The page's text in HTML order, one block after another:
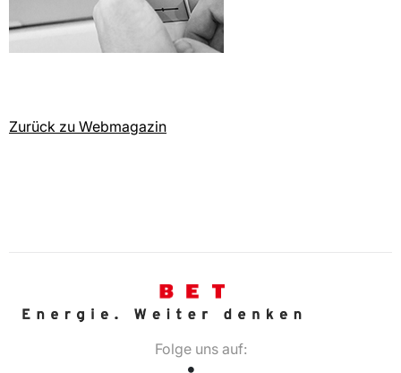
Zurück zu Webmagazin
Folge uns auf: